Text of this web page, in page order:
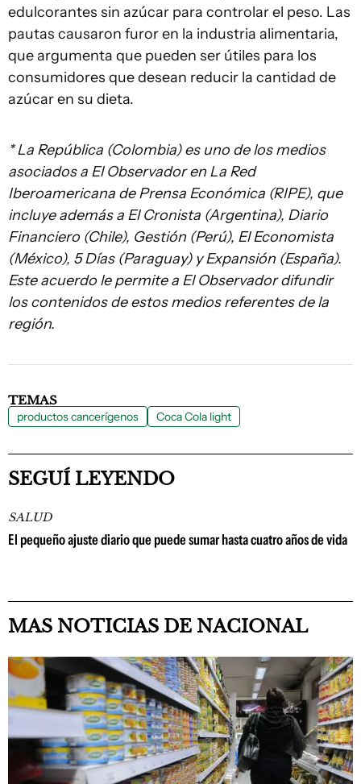
edulcorantes sin azúcar para controlar el peso. Las
pautas causaron furor en la industria alimentaria,
que argumenta que pueden ser útiles para los
consumidores que desean reducir la cantidad de
azúcar en su dieta.
* La República (Colombia) es uno de los medios
asociados a El Observador en La Red
Iberoamericana de Prensa Económica (RIPE), que
incluye además a El Cronista (Argentina), Diario
Financiero (Chile), Gestión (Perú), El Economista
(México), 5 Días (Paraguay) y Expansión (España).
Este acuerdo le permite a El Observador difundir
los contenidos de estos medios referentes de la
región.
TEMAS
productos cancerígenos Coca Cola light
SEGUÍ LEYENDO
SALUD
El pequeño ajuste diario que puede sumar hasta cuatro años de vida
MAS NOTICIAS DE NACIONAL